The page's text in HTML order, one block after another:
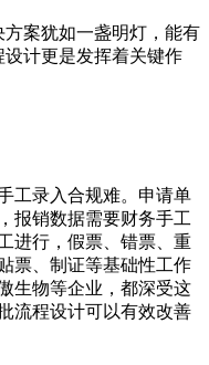
案犹如一盏明灯，能有
计更是发挥着关键作
工录入合规难。申请单
报销数据需要财务手工
进行，假票、错票、重
票、制证等基础性工作
生物等企业，都深受这
流程设计可以有效改善